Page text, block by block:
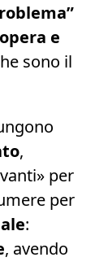
e
sono il
,
per
per
:
, avendo